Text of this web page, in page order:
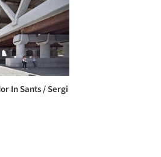
In Sants / Sergi